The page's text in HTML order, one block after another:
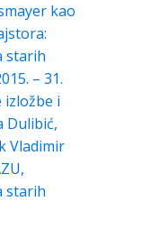
kao
starih
– 31.
izložbe i
Dulibić,
Vladimir
starih